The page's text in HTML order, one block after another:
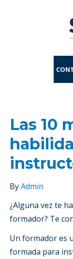
Las 10
ByAdmin
¿Alguna vez te
formador? Te
Un formador es
formada para